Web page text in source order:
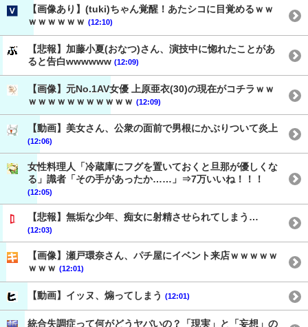
【画像あり】(tuki)ちゃん覚醒！あたシコに目覚めるｗｗ
ｗｗｗｗｗｗ (12:10)
【悲報】加藤小夏(おなつ)さん、演技中に惚れたことがあ
ると告白wwwwww (12:09)
【画像】元No.1AV女優 上原亜衣(30)の現在がコチラｗｗ
ｗｗｗｗｗｗｗｗｗｗｗ (12:09)
【動画】美女さん、公衆の面前で男根にかぶりついて炎上
(12:06)
女性料理人「冷蔵庫にフグを置いておくと旦那が優しくな
る」識者「その手があったか……」⇒7万いいね！！！
(12:05)
【悲報】無垢な少年、痴女に射精させられてしまう…
(12:03)
【画像】瀬戸環奈さん、パチ屋にイベント来店ｗｗｗｗｗ
ｗｗｗ (12:01)
【動画】イッヌ、煽ってしまう (12:01)
統合失調症って何がどうヤバいの？「現実」と「妄想」の